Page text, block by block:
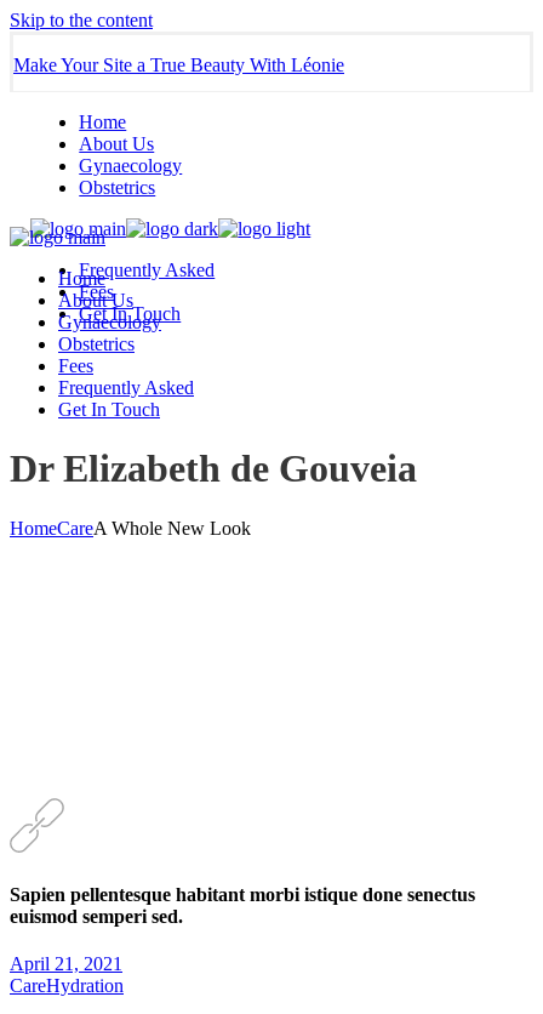
Skip to the content
Make Your Site a True Beauty With Léonie
Home
About Us
Gynaecology
Obstetrics
Frequently Asked
Fees
Get In Touch
Home
About Us
Gynaecology
Obstetrics
Fees
Frequently Asked
Get In Touch
Dr Elizabeth de Gouveia
HomeCareA Whole New Look
Sapien pellentesque habitant morbi istique done senectus
euismod semperi sed.
April 21, 2021
CareHydration